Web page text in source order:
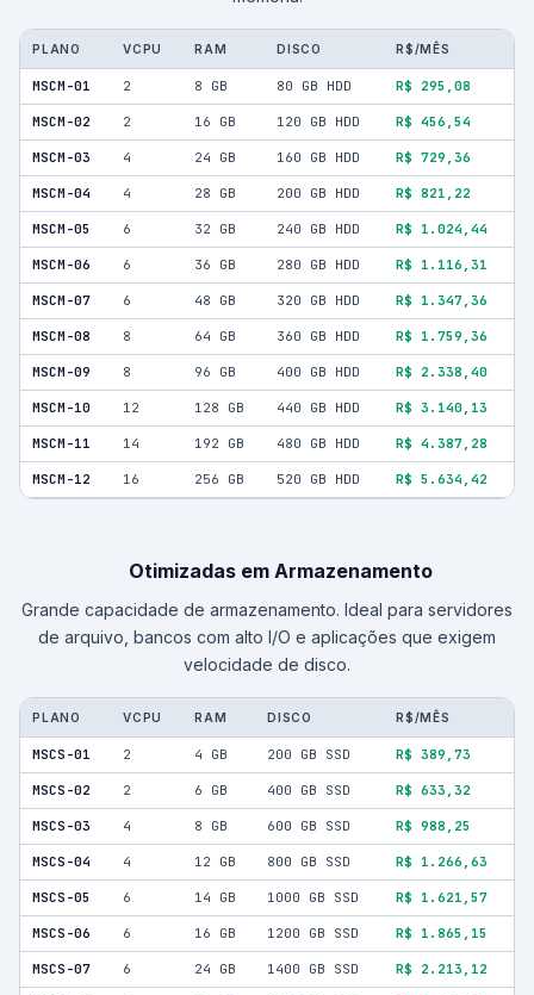
PLANO VCPU RAM DISCO R$/MÊS
MSCM-01 2 8 GB 80 GB HDD R$ 295,08
MSCM-02 2 16 GB 120 GB HDD R$ 456,54
MSCM-03 4 24 GB 160 GB HDD R$ 729,36
MSCM-04 4 28 GB 200 GB HDD R$ 821,22
MSCM-05 6 32 GB 240 GB HDD R$ 1.024,44
MSCM-06 6 36 GB 280 GB HDD R$ 1.116,31
MSCM-07 6 48 GB 320 GB HDD R$ 1.347,36
MSCM-08 8 64 GB 360 GB HDD R$ 1.759,36
MSCM-09 8 96 GB 400 GB HDD R$ 2.338,40
MSCM-10 12 128 GB 440 GB HDD R$ 3.140,13
MSCM-11 14 192 GB 480 GB HDD R$ 4.387,28
MSCM-12 16 256 GB 520 GB HDD R$ 5.634,42
Otimizadas em Armazenamento
Grande capacidade de armazenamento. Ideal para servidores
de arquivo, bancos com alto I/O e aplicações que exigem
velocidade de disco.
PLANO VCPU RAM DISCO R$/MÊS
MSCS-01 2 4 GB 200 GB SSD R$ 389,73
MSCS-02 2 6 GB 400 GB SSD R$ 633,32
MSCS-03 4 8 GB 600 GB SSD R$ 988,25
MSCS-04 4 12 GB 800 GB SSD R$ 1.266,63
MSCS-05 6 14 GB 1000 GB SSD R$ 1.621,57
MSCS-06 6 16 GB 1200 GB SSD R$ 1.865,15
MSCS-07 6 24 GB 1400 GB SSD R$ 2.213,12